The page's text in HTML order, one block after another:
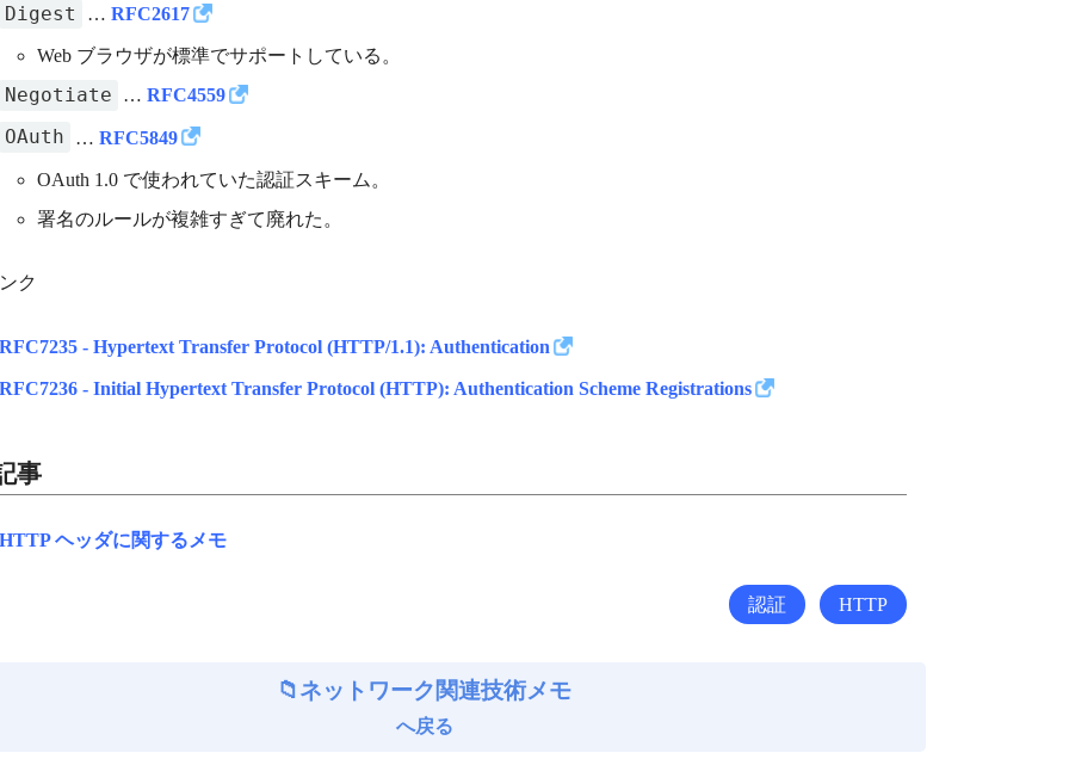
Digest … RFC2617
Web ブラウザが標準でサポートしている。
Negotiate … RFC4559
OAuth … RFC5849
OAuth 1.0 で使われていた認証スキーム。
署名のルールが複雑すぎて廃れた。
ク
RFC7235 - Hypertext Transfer Protocol (HTTP/1.1): Authentication
RFC7236 - Initial Hypertext Transfer Protocol (HTTP): Authentication Scheme Registrations
事
HTTP ヘッダに関するメモ
認証 HTTP
ネットワーク関連技術メモ
へ戻る